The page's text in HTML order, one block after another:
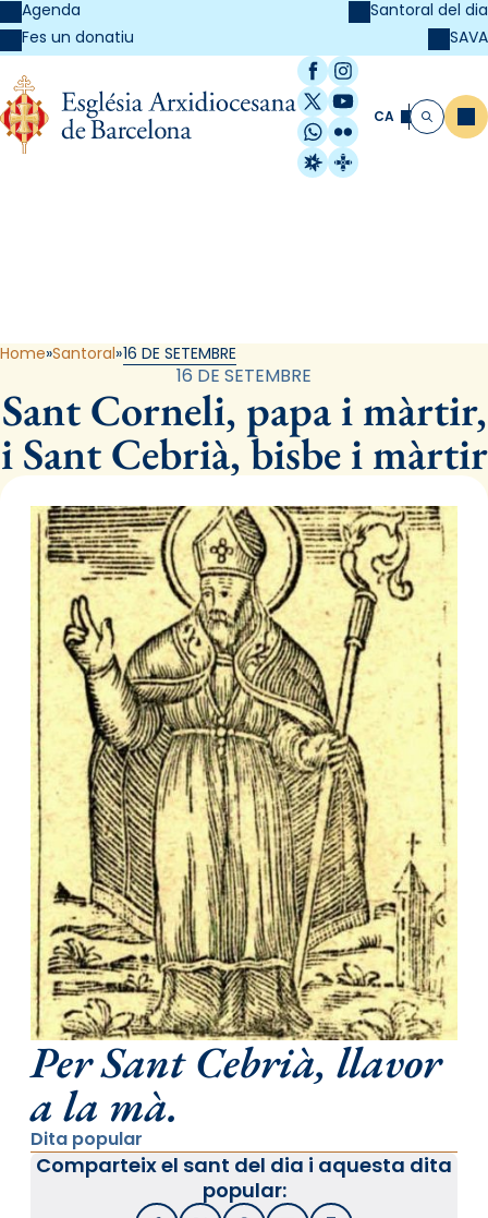
Agenda
Fes un donatiu
Santoral del dia
SAVA
Facebook
Instagram
X / Twitter
YouTube
WhatsApp
Flickr
Radio Estel
Catalunya
CA Cerca
Home Santoral 16 DE SETEMBRE
16 DE SETEMBRE
Sant Corneli, papa i màrtir,
i Sant Cebrià, bisbe i màrtir
Per Sant Cebrià, llavor
a la mà.
Dita popular
Comparteix el sant del dia i aquesta dita
popular: